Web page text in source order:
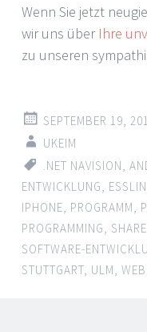
Wenn Sie jetzt
wir uns über Ihre
zu unseren
SEPTEMBER 19,
UKEIM
.NET NAVISION
ENTWICKLUNG
IPHONE PROGRAMM
PROGRAMMING
SOFTWARE-
STUTTGART ULM WEB